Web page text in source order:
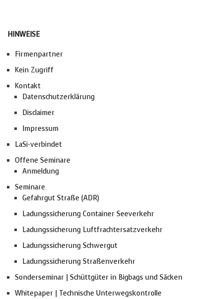
HINWEISE
Firmenpartner
Kein Zugriff
Kontakt
Datenschutzerklärung
Disclaimer
Impressum
LaSi-verbindet
Offene Seminare
Anmeldung
Seminare
Gefahrgut Straße (ADR)
Ladungssicherung Container Seeverkehr
Ladungssicherung Luftfrachtersatzverkehr
Ladungssicherung Schwergut
Ladungssicherung Straßenverkehr
Sonderseminar | Schüttgüter in Bigbags und Säcken
Whitepaper | Technische Unterwegskontrolle